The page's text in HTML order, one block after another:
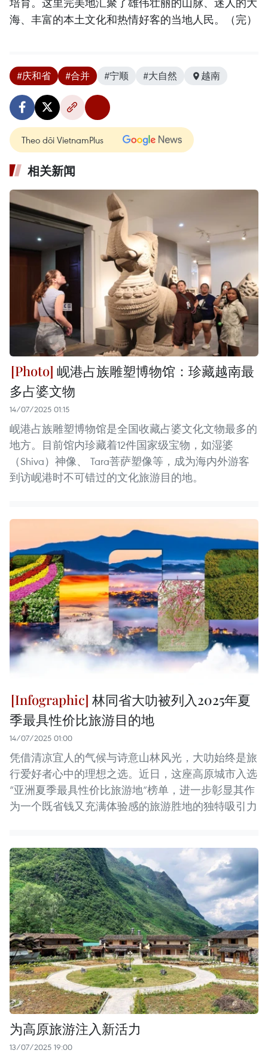
海、丰富的本土文化和热情好客的当地人民。（完）
#庆和省 #合并 #宁顺 #大自然 越南
Theo dõi VietnamPlus
相关新闻
岘港占族雕塑博物馆：珍藏越南最
多占婆文物
14/07/2025 01:15
岘港占族雕塑博物馆是全国收藏占婆文化文物最多的
地方。目前馆内珍藏着12件国家级宝物，如湿婆
（Shiva）神像、 Tara菩萨塑像等，成为海内外游客
到访岘港时不可错过的文化旅游目的地。
林同省大叻被列入2025年夏
季最具性价比旅游目的地
14/07/2025 01:00
凭借清凉宜人的气候与诗意山林风光，大叻始终是旅
行爱好者心中的理想之选。近日，这座高原城市入选
“亚洲夏季最具性价比旅游地”榜单，进一步彰显其作
为一个既省钱又充满体验感的旅游胜地的独特吸引力
为高原旅游注入新活力
13/07/2025 19:00